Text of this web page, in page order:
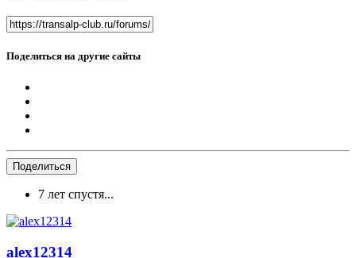
Поделиться на другие сайты
Поделиться
7 лет спустя...
alex12314